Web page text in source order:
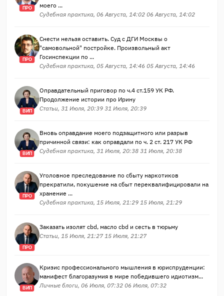
ПРО
моего ...
Судебная практика, 06 Августа, 14:02 06 Августа, 14:02
ПРО
Снести нельзя оставить. Суд с ДГИ Москвы о
"самовольной" постройке. Произвольный акт
Госинспекции по ...
Судебная практика, 05 Августа, 14:46 05 Августа, 14:46
ВИП
Оправдательный приговор по ч.4 ст.159 УК РФ.
Продолжение истории про Ирину
Статьи, 31 Июля, 20:39 31 Июля, 20:39
ВИП
Вновь оправдание моего подзащитного или разрыв
причинной связи: как оправдали по ч. 2 ст. 217 УК РФ
Судебная практика, 31 Июля, 20:38 31 Июля, 20:38
ПРО
Уголовное преследование по сбыту наркотиков
прекратили, покушение на сбыт переквалифицировали на
хранение ...
Судебная практика, 15 Июля, 21:29 15 Июля, 21:29
ПРО
Заказать изолят cbd, масло cbd и сесть в тюрьму
Статьи, 15 Июля, 21:27 15 Июля, 21:27
ВИП
Кризис профессионального мышления в юриспруденции:
манифест благоразумия в мире победившего идиотизм...
Личные блоги, 06 Июля, 07:32 06 Июля, 07:32